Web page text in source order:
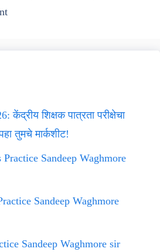
केंद्रीय शिक्षक पात्रता परीक्षेचा
तुमचे मार्कशीट!
Sandeep Waghmore
Sandeep Waghmore
Sandeep Waghmore sir